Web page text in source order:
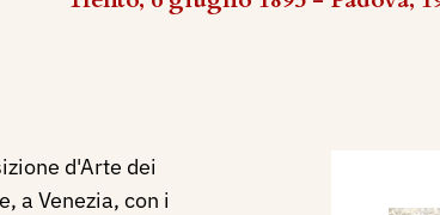
d'Arte dei
a Venezia, con i